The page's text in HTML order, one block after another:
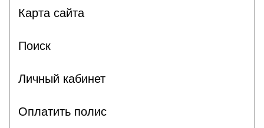
Карта сайта
Поиск
Личный кабинет
Оплатить полис